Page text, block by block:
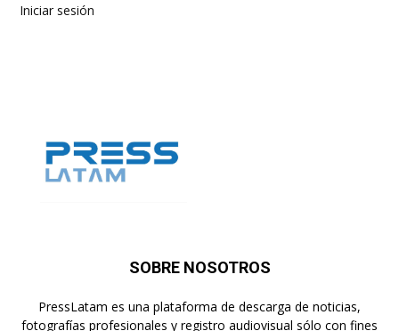
Iniciar sesión
SOBRE NOSOTROS
PressLatam es una plataforma de descarga de noticias,
fotografías profesionales y registro audiovisual sólo con fines